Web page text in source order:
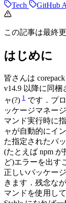
Tech
GitHub
この記事は最終
はじめに
皆さんは
v14.9 以降に同
ャ(?) 1 です．プ
ッケージマネー
マンド実行時に
ャが自動的にイ
た指定されたパ
(たとえば npm
ど)エラーを出す
正しいパッケー
きます．残念な
マンドを使用し